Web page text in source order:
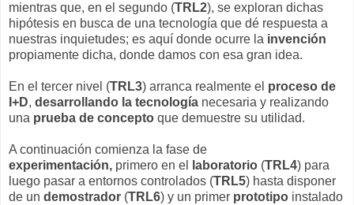
mientras que, en el segundo (TRL2), se exploran dichas
hipótesis en busca de una tecnología que dé respuesta a
nuestras inquietudes; es aquí donde ocurre la invención
propiamente dicha, donde damos con esa gran idea.
En el tercer nivel (TRL3) arranca realmente el proceso de
I+D, desarrollando la tecnología necesaria y realizando
una prueba de concepto que demuestre su utilidad.
A continuación comienza la fase de
experimentación, primero en el laboratorio (TRL4) para
luego pasar a entornos controlados (TRL5) hasta disponer
de un demostrador (TRL6) y un primer prototipo instalado